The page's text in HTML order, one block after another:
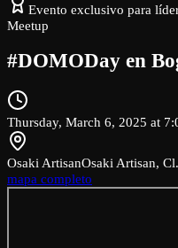
Evento exclusivo para
Meetup
#DOMODay en
Thursday, March 6, 2025 at
Osaki ArtisanOsaki Artisan,
mapa completo